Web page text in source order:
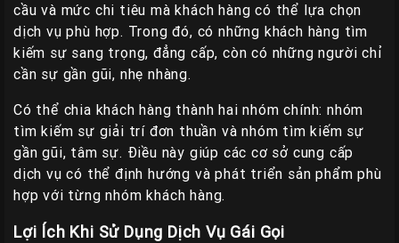
cầu và mức chi tiêu mà khách hàng có thể lựa chọn
dịch vụ phù hợp. Trong đó, có những khách hàng tìm
kiếm sự sang trọng, đẳng cấp, còn có những người chỉ
cần sự gần gũi, nhẹ nhàng.
Có thể chia khách hàng thành hai nhóm chính: nhóm
tìm kiếm sự giải trí đơn thuần và nhóm tìm kiếm sự
gần gũi, tâm sự. Điều này giúp các cơ sở cung cấp
dịch vụ có thể định hướng và phát triển sản phẩm phù
hợp với từng nhóm khách hàng.
Lợi Ích Khi Sử Dụng Dịch Vụ Gái Gọi